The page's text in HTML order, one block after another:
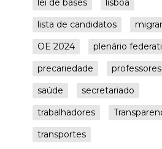
lei de bases
lisboa
lista de candidatos
OE 2024
plenário
precariedade
professores
saúde
secretariado
trabalhadores
transportes